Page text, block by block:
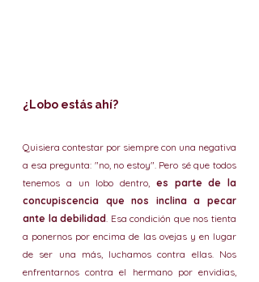
¿Lobo estás ahí?
Quisiera contestar por siempre con una negativa
a esa pregunta: "no, no estoy". Pero sé que todos
tenemos a un lobo dentro, es parte de la
concupiscencia que nos inclina a pecar
ante la debilidad . Esa condición que nos tienta
a ponernos por encima de las ovejas y en lugar
de ser una más, luchamos contra ellas. Nos
enfrentarnos contra el hermano por envidias,